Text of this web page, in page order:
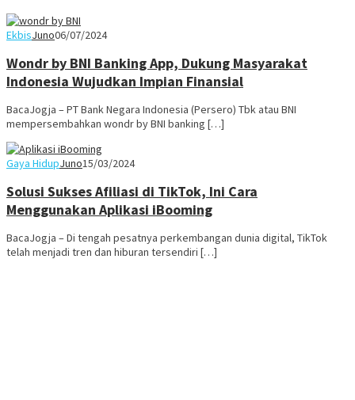
EkbisJuno06/07/2024
Wondr by BNI Banking App, Dukung Masyarakat
Indonesia Wujudkan Impian Finansial
BacaJogja – PT Bank Negara Indonesia (Persero) Tbk atau BNI
mempersembahkan wondr by BNI banking […]
Gaya HidupJuno15/03/2024
Solusi Sukses Afiliasi di TikTok, Ini Cara
Menggunakan Aplikasi iBooming
BacaJogja – Di tengah pesatnya perkembangan dunia digital, TikTok
telah menjadi tren dan hiburan tersendiri […]